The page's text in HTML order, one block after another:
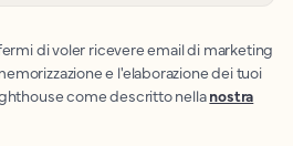
di voler ricevere email di marketing
e l'elaborazione dei tuoi
come descritto nellanostra